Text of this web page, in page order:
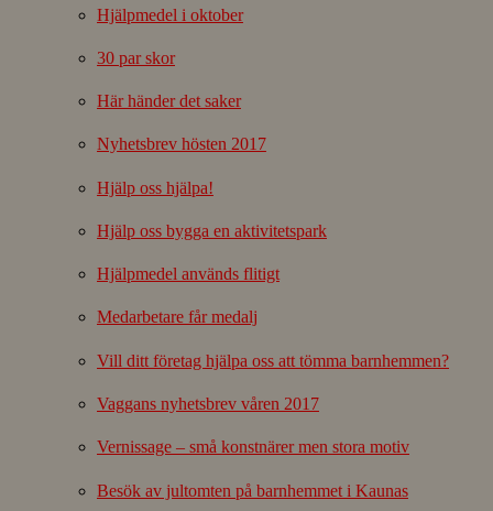
Hjälpmedel i oktober
30 par skor
Här händer det saker
Nyhetsbrev hösten 2017
Hjälp oss hjälpa!
Hjälp oss bygga en aktivitetspark
Hjälpmedel används flitigt
Medarbetare får medalj
Vill ditt företag hjälpa oss att tömma barnhemmen?
Vaggans nyhetsbrev våren 2017
Vernissage – små konstnärer men stora motiv
Besök av jultomten på barnhemmet i Kaunas